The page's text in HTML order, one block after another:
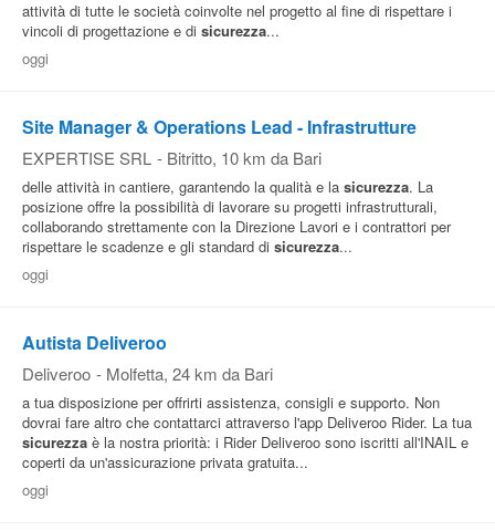
attività di tutte le società coinvolte nel progetto al fine di rispettare i
vincoli di progettazione e di sicurezza...
oggi
Site Manager & Operations Lead - Infrastrutture
EXPERTISE SRL - Bitritto, 10 km da Bari
delle attività in cantiere, garantendo la qualità e la sicurezza. La
posizione offre la possibilità di lavorare su progetti infrastrutturali,
collaborando strettamente con la Direzione Lavori e i contrattori per
rispettare le scadenze e gli standard di sicurezza...
oggi
Autista Deliveroo
Deliveroo - Molfetta, 24 km da Bari
a tua disposizione per offrirti assistenza, consigli e supporto. Non
dovrai fare altro che contattarci attraverso l'app Deliveroo Rider. La tua
sicurezza è la nostra priorità: i Rider Deliveroo sono iscritti all'INAIL e
coperti da un'assicurazione privata gratuita...
oggi